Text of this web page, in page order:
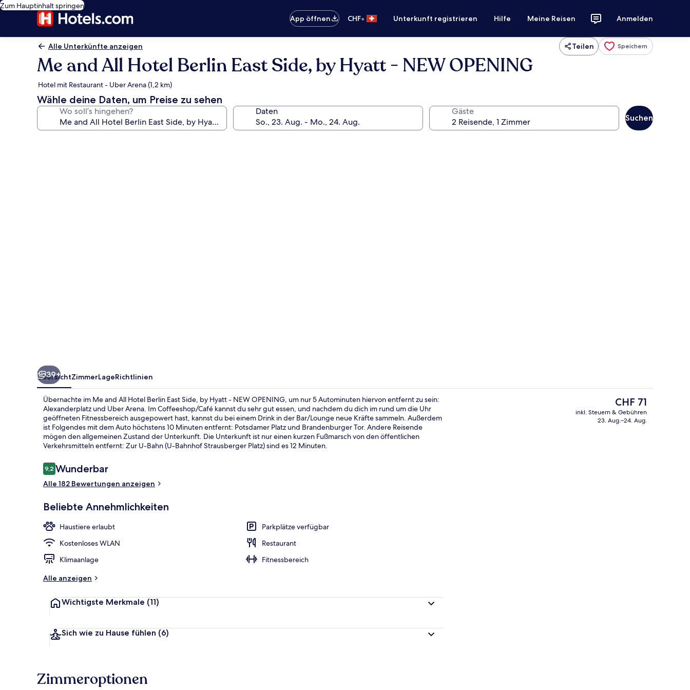
Zum Hauptinhalt springen
App öffnen
CHF• Unterkunft registrieren Hilfe Meine Reisen Anmelden
Alle Unterkünfte anzeigen Teilen Speichern
Me and All Hotel Berlin East Side, by Hyatt - NEW OPENING
Hotel mit Restaurant - Uber Arena (1,2 km)
Wähle deine Daten, um Preise zu sehen
Wo soll’s hingehen? Daten Gäste
Suchen
Premium-Zimmer, 1 King-Bett Bar (in der Unterkunft)
39+
ÜbersichtZimmerLageRichtlinien
Übernachte im Me and All Hotel Berlin East Side, by Hyatt - NEW OPENING, um nur 5 Autominuten hiervon entfernt zu sein:
Alexanderplatz und Uber Arena. Im Coffeeshop/Café kannst du sehr gut essen, und nachdem du dich im rund um die Uhr
geöffneten Fitnessbereich ausgepowert hast, kannst du bei einem Drink in der Bar/Lounge neue Kräfte sammeln. Außerdem
ist Folgendes mit dem Auto höchstens 10 Minuten entfernt: Potsdamer Platz und Brandenburger Tor. Andere Reisende
mögen den allgemeinen Zustand der Unterkunft. Die Unterkunft ist nur einen kurzen Fußmarsch von den öffentlichen
Verkehrsmitteln entfernt: Zur U-Bahn (U-Bahnhof Strausberger Platz) sind es 12 Minuten.
Bewertungen
9,29,2 von 10.
Wunderbar
Alle 182 Bewertungen anzeigen
Beliebte Annehmlichkeiten
Haustiere erlaubt
Parkplätze verfügbar
Kostenloses WLAN
Restaurant
Klimaanlage
Fitnessbereich
Alle anzeigen
Wichtigste Merkmale (11)
Sich wie zu Hause fühlen (6)
Der
aktuelle
Preis
CHF 71
inkl. Steuern & Gebühren
23. Aug.–24. Aug.
Zimmeroptionen